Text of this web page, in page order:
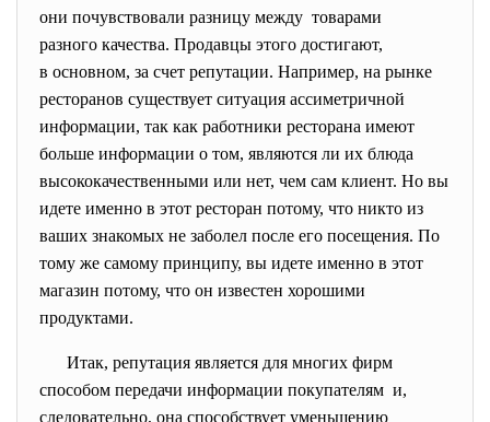
они почувствовали разницу между товарами
разного качества. Продавцы этого достигают,
в основном, за счет репутации. Например, на рынке
ресторанов существует ситуация ассиметричной
информации, так как работники ресторана имеют
больше информации о том, являются ли их блюда
высококачественными или нет, чем сам клиент. Но вы
идете именно в этот ресторан потому, что никто из
ваших знакомых не заболел после его посещения. По
тому же самому принципу, вы идете именно в этот
магазин потому, что он известен хорошими
продуктами.
Итак, репутация является для многих фирм
способом передачи информации покупателям и,
следовательно, она способствует уменьшению